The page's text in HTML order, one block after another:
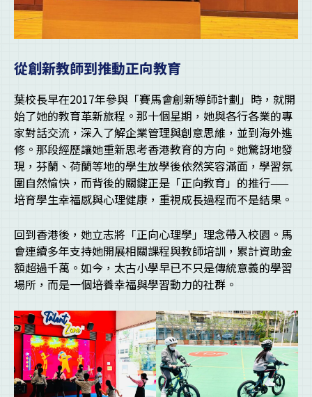
從創新教師到推動正向教育
葉校長早在2017年參與「賽馬會創新導師計劃」時，就開
始了她的教育革新旅程。那十個星期，她與各行各業的專
家對話交流，深入了解企業管理與創意思維，並到海外進
修。那段經歷讓她重新思考香港教育的方向。她驚訝地發
現，芬蘭、荷蘭等地的學生放學後依然笑容滿面，學習氛
圍自然愉快，而背後的關鍵正是「正向教育」的推行——
培育學生幸福感與心理健康，重視成長過程而不是結果。
回到香港後，她立志將「正向心理學」理念帶入校園。馬
會連續多年支持她開展相關課程與教師培訓，累計資助金
額超過千萬。如今，太古小學早已不只是傳統意義的學習
場所，而是一個培養幸福與學習動力的社群。